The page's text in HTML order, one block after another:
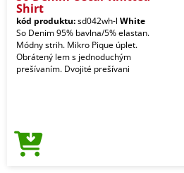
Shirt
kód produktu:sd042wh-l White
So Denim 95% bavlna/5% elastan.
Módny strih. Mikro Pique úplet.
Obrátený lem s jednoduchým
prešívaním. Dvojité prešívani